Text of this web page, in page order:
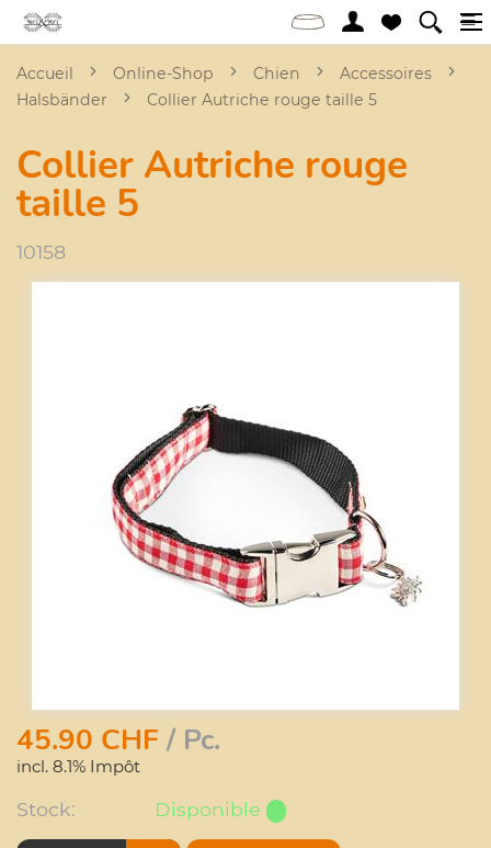
Accueil Online-Shop Chien
Accessoires
Halsbänder
Collier Autriche rouge taille 5
Collier Autriche rouge
taille 5
10158
45.90 CHF/ Pc.
incl. 8.1% Impôt
Stock: Disponible